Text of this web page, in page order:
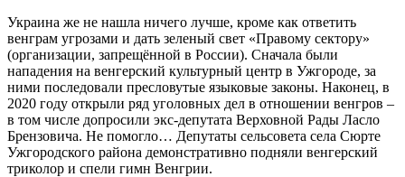
Украина же не нашла ничего лучше, кроме как ответить
венграм угрозами и дать зеленый свет «Правому сектору»
(организации, запрещённой в России). Сначала были
нападения на венгерский культурный центр в Ужгороде, за
ними последовали пресловутые языковые законы. Наконец, в
2020 году открыли ряд уголовных дел в отношении венгров –
в том числе допросили экс-депутата Верховной Рады Ласло
Брензовича. Не помогло… Депутаты сельсовета села Сюрте
Ужгородского района демонстративно подняли венгерский
триколор и спели гимн Венгрии.